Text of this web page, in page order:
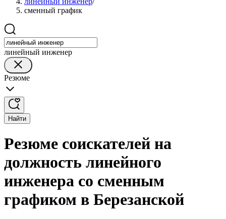
сменный график
линейный инженер
Резюме
Найти
Резюме соискателей на
должность линейного
инженера со сменным
графиком в Березанской